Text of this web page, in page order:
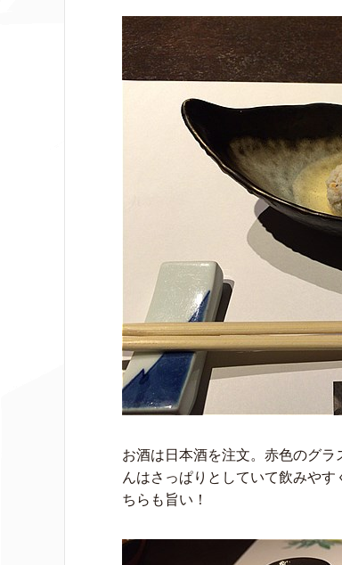
お酒は日本酒を注文。赤色のグ
んはさっぱりとしていて飲みや
ちらも旨い！